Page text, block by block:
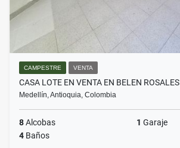
CAMPESTRE VENTA
CASA LOTE EN VENTA EN BELEN ROSALES
Medellín, Antioquia, Colombia
8Alcobas 1 Garaje
4 Baños